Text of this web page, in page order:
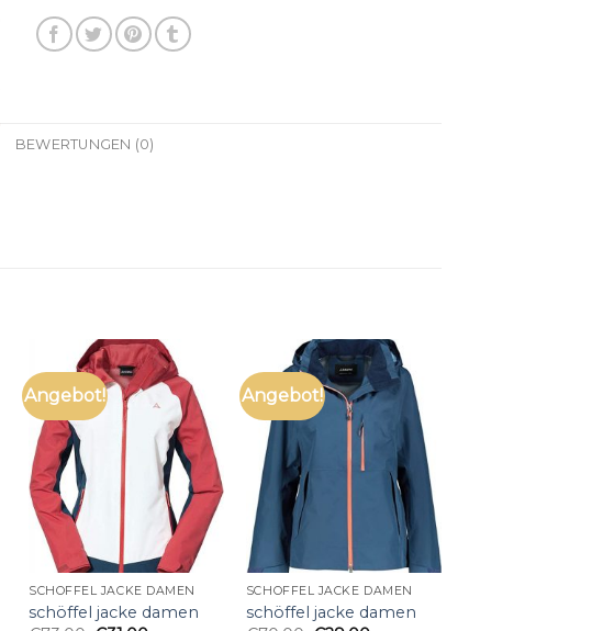
BEWERTUNGEN (0)
Angebot!
SCHÖFFEL JACKE DAMEN
schöffel jacke damen
Angebot!
SCHÖFFEL JACKE DAMEN
schöffel jacke damen